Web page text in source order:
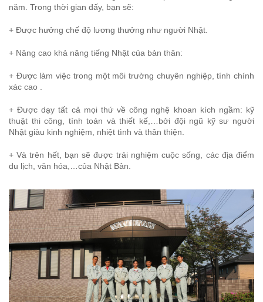
năm. Trong thời gian đấy, bạn sẽ:
+ Được hưởng chế độ lương thưởng như người Nhật.
+ Nâng cao khả năng tiếng Nhật của bản thân:
+ Được làm việc trong một môi trường chuyên nghiệp, tính chính
xác cao .
+ Được dạy tất cả mọi thứ về công nghệ khoan kích ngầm: kỹ
thuật thi công, tính toán và thiết kế,…bởi đội ngũ kỹ sư người
Nhật giàu kinh nghiệm, nhiệt tình và thân thiện.
+ Và trên hết, bạn sẽ được trải nghiệm cuộc sống, các địa điểm
du lịch, văn hóa,…của Nhật Bản.